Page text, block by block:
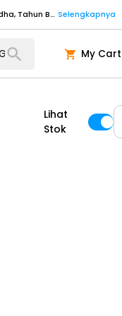
Senin - Sabtu (09:00-20:00), Minggu/Libur Nasional (10:00-18:00), Tutup pada Idul Fitri, Idul Adha, Tahun Baru Selengkapnya
Senin - Jumat (10:00-20:00), Sabtu - Minggu dan Libur Nasional (10:00-18:00), Tutup pada Idul Fitri, Idul Adha, Tahun Baru
SelengkapnyaMy Cart
Lihat
Stok